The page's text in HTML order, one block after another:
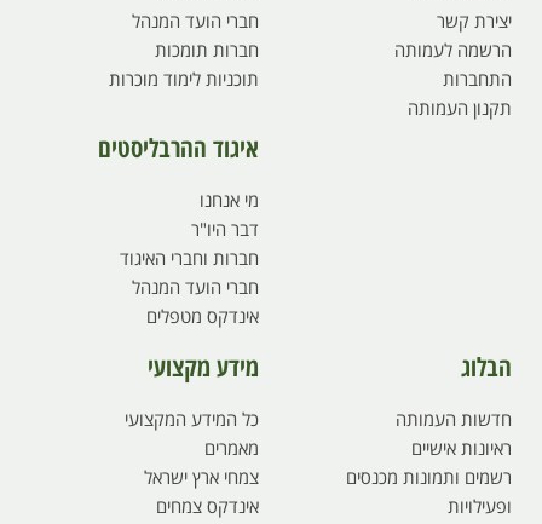
יצירת קשר
הרשמה לעמותה
התחברות
תקנון העמותה
חברי הועד המנהל
חברות תומכות
תוכניות לימוד מוכרות
איגוד ההרבליסטים
מי אנחנו
דבר היו"ר
חברות וחברי האיגוד
חברי הועד המנהל
אינדקס מטפלים
הבלוג
חדשות העמותה
ראיונות אישיים
רשמים ותמונות מכנסים
ופעילויות
מידע מקצועי
כל המידע המקצועי
מאמרים
צמחי ארץ ישראל
אינדקס צמחים